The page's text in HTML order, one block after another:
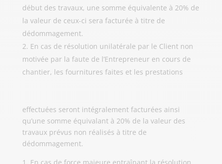
début des travaux, une somme équivalente à 20% de
la valeur de ceux-ci sera facturée à titre de
dédommagement.
En cas de résolution unilatérale par le Client non
motivée par la faute de l’Entrepreneur en cours de
chantier, les fournitures faites et les prestations
effectuées seront intégralement facturées ainsi
qu’une somme équivalant à 20% de la valeur des
travaux prévus non réalisés à titre de
dédommagement.